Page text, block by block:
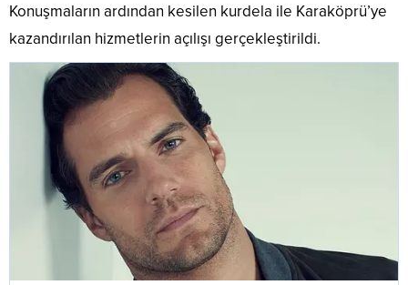
Konuşmaların ardından kesilen kurdela ile Karaköprü’ye
kazandırılan hizmetlerin açılışı gerçekleştirildi.